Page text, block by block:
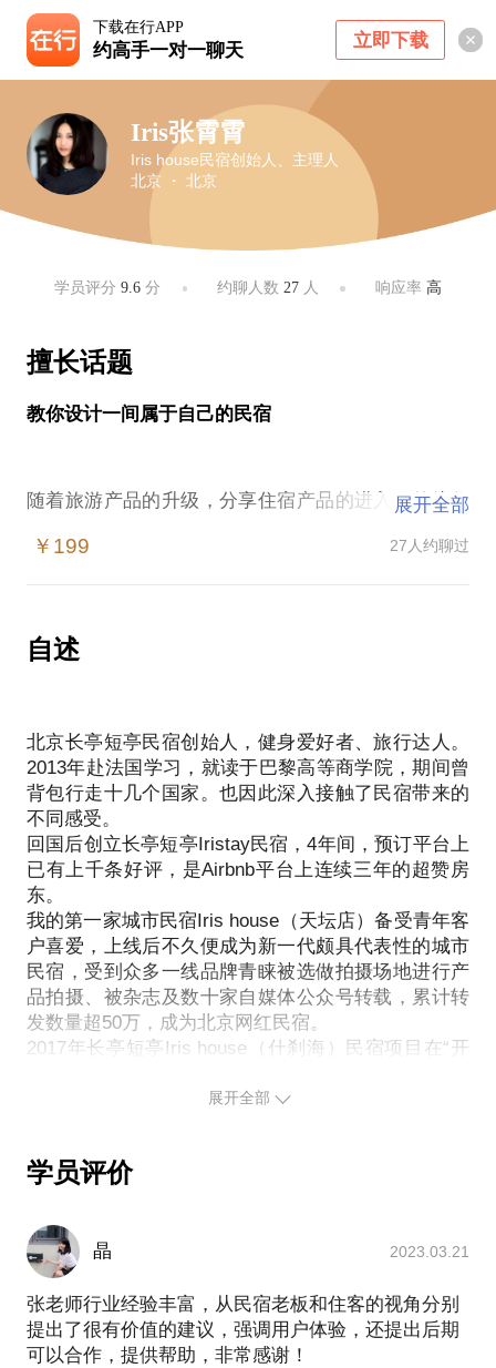
下载在行APP
约高手一对一聊天 立即下载
Iris张霄霄
Iris house民宿创始人、主理人
北京 ・ 北京
学员评分9.6 分 约聊人数 27人 响应率 高
擅长话题
教你设计一间属于自己的民宿
随着旅游产品的升级，分享住宿产品的进入，传统住
的出现在大众视野里，从城市中的设计时髦的网红民
差不齐，什么是民宿？怎样的民宿会受到大众的喜
爱？愿意为其买单？
经营，整个过程看似简单，但是实际案例却告诉我们
前期设计定位的失误会导致满盘皆输，初入民宿行业
的朋友常常这样对我说：
我拿到的房子非常好，我非常喜欢怎样怎样的风格，
我愿意花大价钱来装修，至于预算我还没仔细思考
过。
我不但想接待住宿客人，我还想在这个空间做很多其
他活动，我希望这些未来可以成为盈利的主力。
我是设计师，我要通过民宿改造来实现我的作品，其
他经营上会遇到的困难我暂时还没考虑过。
很多朋友以为民宿设计就类同于“居家” 和“家装”的设
计 ，装的好看不就得了嘛？我喜欢的风格肯定也有人
势必会对未来造成非常多的麻烦，造成更大的经营成
民宿主人心中的痛。民宿设计布局上如何定位能带来
如何结合实际客需来进行民宿日用品的采购？ 从哪里
能采购到物美价廉又实际耐用的用品 ？
展开全部
￥199 27人约聊过
自述
北京长亭短亭民宿创始人，健身爱好者、旅行达人。
2013年赴法国学习，就读于巴黎高等商学院，期间曾
背包行走十几个国家。也因此深入接触了民宿带来的
不同感受。
回国后创立长亭短亭Iristay民宿，4年间，预订平台上
已有上千条好评，是Airbnb平台上连续三年的超赞房
东。
我的第一家城市民宿Iris house（天坛店）备受青年客
户喜爱，上线后不久便成为新一代颇具代表性的城市
民宿，受到众多一线品牌青睐被选做拍摄场地进行产
品拍摄、被杂志及数十家自媒体公众号转载，累计转
发数量超50万，成为北京网红民宿。
2017年长亭短亭Iris house（什刹海）民宿项目在“开
计、产品包装、产品上线、委托运营等服务。期间先
在这里，有关于民宿的一切，我都想与您分享，如果
您对民宿有想法、有困惑，尽管来找我，期待与您相
遇。
媒体链接：
开始吧：
展开全部
学员评价
晶 2023.03.21
张老师行业经验丰富，从民宿老板和住客的视角分别
提出了很有价值的建议，强调用户体验，还提出后期
可以合作，提供帮助，非常感谢！